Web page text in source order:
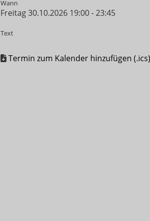
Wann
Freitag 30.10.2026 19:00 - 23:45
Text
Termin zum Kalender hinzufügen (.ics)